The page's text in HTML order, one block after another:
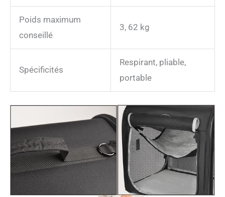
Poids maximum
conseillé
3, 62 kg
Spécificités
Respirant, pliable,
portable